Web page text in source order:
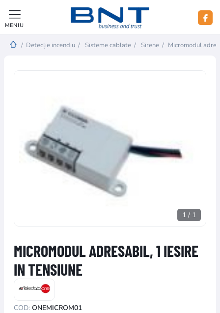
MENIU
/ Detecție incendiu / Sisteme cablate / Sirene / Micromodul
1 / 1
MICROMODUL ADRESABIL, 1 IESIRE
IN TENSIUNE
COD: ONEMICROM01